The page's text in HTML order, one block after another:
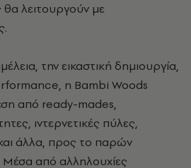
θα λειτουργούν με
την εικαστική δημιουργία,
η Bambi Woods
από ready-mades,
ιντερνετικές πύλες,
άλλα, προς το παρών
από αλληλουχίες